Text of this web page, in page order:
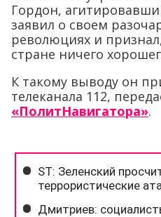
Гордон,
заявил о своем
революциях и
стране ничего
К такому выводу он
телеканала 112,
«ПолитНавигатора».